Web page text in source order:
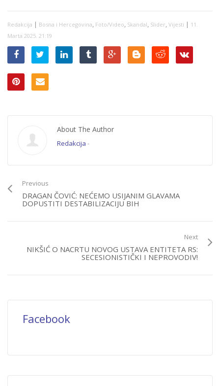
Redakcija | Bosna i Hercegovina, Foto/Video, Skandal, Slider, Vijesti | 11.
Marta 2025. 21:19
About The Author
Redakcija -
Previous
DRAGAN ČOVIĆ: NEĆEMO USIJANIM GLAVAMA
DOPUSTITI DESTABILIZACIJU BIH
Next
NIKŠIĆ O NACRTU NOVOG USTAVA ENTITETA RS:
SECESIONISTIČKI I NEPROVODIV!
Facebook